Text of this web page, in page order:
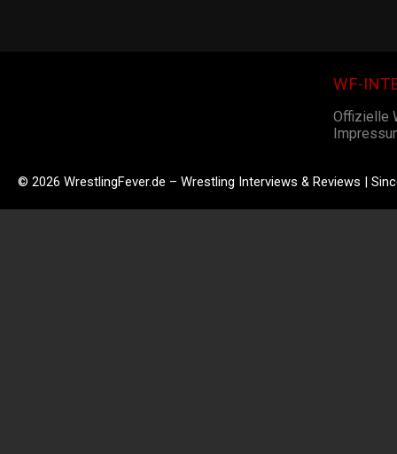
WF-
Offizielle
© 2026 WrestlingFever.de – Wrestling Interviews & Reviews |